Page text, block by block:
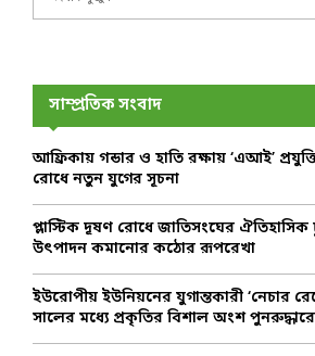
f
r
সাম্প্রতিক সংবাদ
আফ্রিকায় গন্ডার ও হাতি রক্ষায় ‘এআই’
রোধে নতুন যুগের সূচনা
প্লাস্টিক দূষণ রোধে জাতিসংঘের ঐতিহাসিক
উৎপাদন কমানোর কঠোর রূপরেখা
ইউরোপীয় ইউনিয়নের যুগান্তকারী ‘নেচার
সালের মধ্যে প্রকৃতির বিশাল অংশ